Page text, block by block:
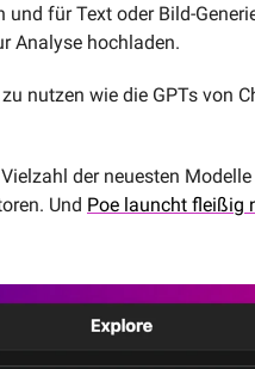
für Text oder Bild-
Analyse hochladen.
nutzen wie die GPTs von
der neuesten
Und Poe launcht fleißig